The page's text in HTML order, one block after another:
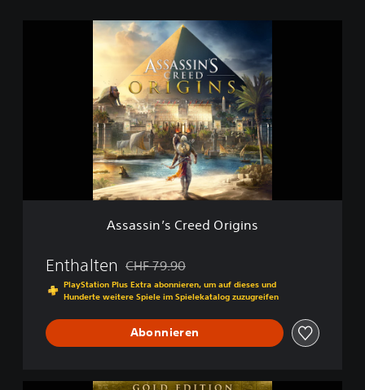
r
Assassin’s Creed Origins
Enthalten Preisnachlass gegenüber dem Originalpreis
CHF 79.90
PlayStation Plus Extra abonnieren, um auf dieses und
Hunderte weitere Spiele im Spielekatalog zuzugreifen
Abonnieren